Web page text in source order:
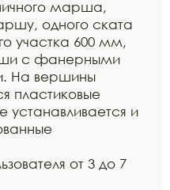
марша,
одного ската
участка 600 мм,
с фанерными
На вершины
пластиковые
устанавливается и
от 3 до 7